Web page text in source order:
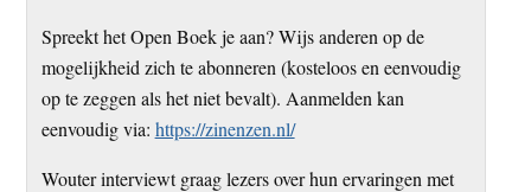
Spreekt het Open Boek je aan? Wijs anderen op de
mogelijkheid zich te abonneren (kosteloos en eenvoudig
op te zeggen als het niet bevalt). Aanmelden kan
eenvoudig via: https://zinenzen.nl/
Wouter interviewt graag lezers over hun ervaringen met